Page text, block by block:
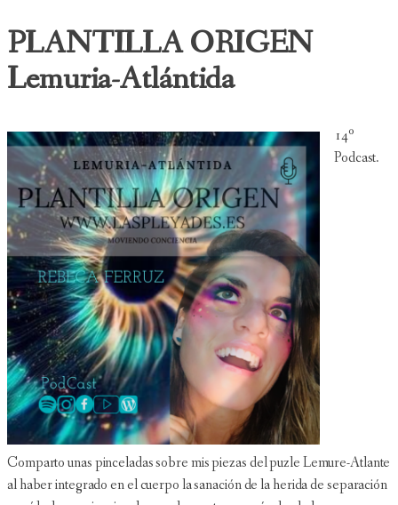
PLANTILLA ORIGEN
Lemuria-Atlántida
14º
Podcast.
Comparto unas pinceladas sobre mis piezas del puzle Lemure-Atlante
al haber integrado en el cuerpo la sanación de la herida de separación